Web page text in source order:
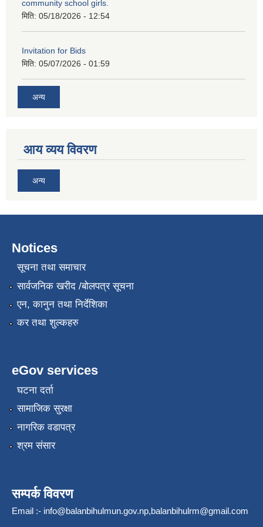
community school girls.
मिति: 05/18/2026 - 12:54
Invitation for Bids
मिति: 05/07/2026 - 01:59
अन्य
आय व्यय विवरण
अन्य
Notices
सूचना तथा समाचार
सार्वजनिक खरीद /बोलपत्र सूचना
एन, कानुन तथा निर्देशिका
कर तथा शुल्कहरु
eGov services
घटना दर्ता
सामाजिक सुरक्षा
नागरिक वडापत्र
श्रम संसार
सम्पर्क विवरण
Email :- info@balanbihulmun.gov.np,balanbihulrm@gmail.com